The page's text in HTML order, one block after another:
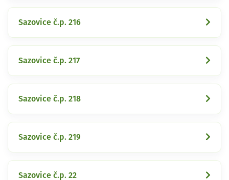
Sazovice č.p. 216
Sazovice č.p. 217
Sazovice č.p. 218
Sazovice č.p. 219
Sazovice č.p. 22